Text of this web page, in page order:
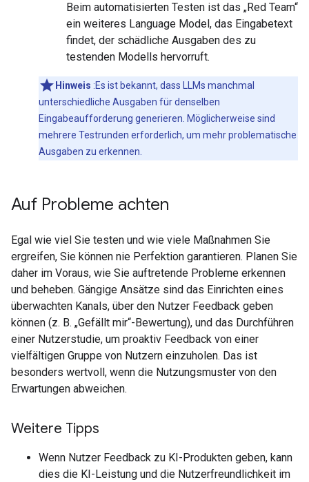
Beim automatisierten Testen ist das „Red Team“
ein weiteres Language Model, das Eingabetext
findet, der schädliche Ausgaben des zu
testenden Modells hervorruft.
Hinweis :Es ist bekannt, dass LLMs manchmal
unterschiedliche Ausgaben für denselben
Eingabeaufforderung generieren. Möglicherweise sind
mehrere Testrunden erforderlich, um mehr problematische
Ausgaben zu erkennen.
Auf Probleme achten
Egal wie viel Sie testen und wie viele Maßnahmen Sie
ergreifen, Sie können nie Perfektion garantieren. Planen Sie
daher im Voraus, wie Sie auftretende Probleme erkennen
und beheben. Gängige Ansätze sind das Einrichten eines
überwachten Kanals, über den Nutzer Feedback geben
können (z. B. „Gefällt mir“-Bewertung), und das Durchführen
einer Nutzerstudie, um proaktiv Feedback von einer
vielfältigen Gruppe von Nutzern einzuholen. Das ist
besonders wertvoll, wenn die Nutzungsmuster von den
Erwartungen abweichen.
Weitere Tipps
Wenn Nutzer Feedback zu KI-Produkten geben, kann
dies die KI-Leistung und die Nutzerfreundlichkeit im